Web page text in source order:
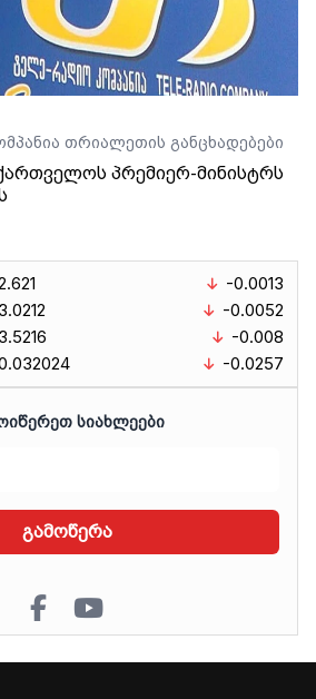
თრიალეთის განცხადებები
პრემიერ-მინისტრს
3.0212
3.5216
-0.0013
-0.0052
-0.008
-0.0257
ᲡᲘᲐᲮᲚᲔᲔᲑᲘ
გამოწერა